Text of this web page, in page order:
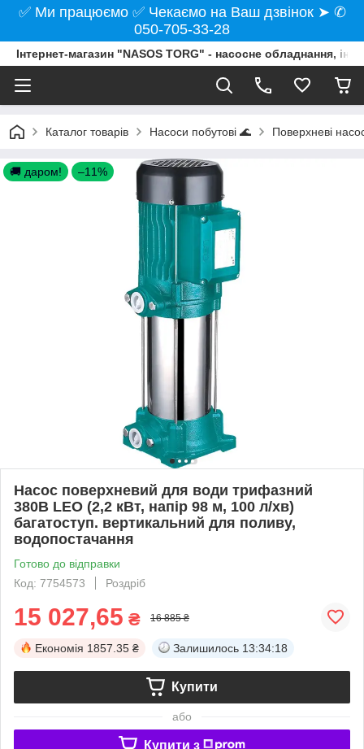
✅ Ми працюємо ✅ Чекаємо на Ваш дзвінок ➤ ✆
050-705-33-28
Інтернет-магазин "NASOS TORG" - насосне обладнання,
Каталог товарів Насоси побутові 🌊 Поверхневі
🚚 даром! –11%
Насос поверхневий для води трифазний
380В LEO (2,2 кВт, напір 98 м, 100 л/хв)
багатоступ. вертикальний для поливу,
водопостачання
Готово до відправки
Код: 7754573
Роздріб
15 027,65 ₴ 16 885 ₴
Економія 1857.35 ₴ Залишилось 13:34:17
Купити
або
Купити з